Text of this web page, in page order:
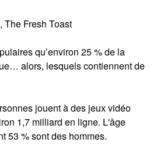
The Fresh Toast
qu’environ 25 % de la
alors, lesquels contiennent de
jouent à des jeux vidéo
1,7 milliard en ligne. L'âge
53 % sont des hommes.